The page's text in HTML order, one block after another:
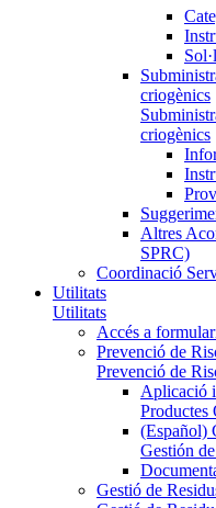
criogènics
criogènics
Altres
SPRC)
Coordinació
Utilitats
Utilitats
Accés a
Prevenció de
Prevenció de
Aplicació
Productes
(Español)
Gestión
Gestió de